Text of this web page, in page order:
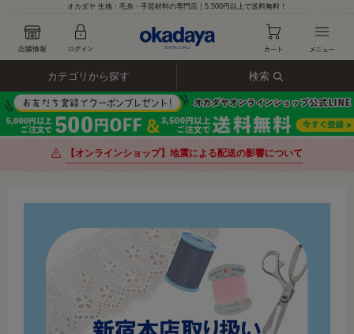
オカダヤ 生地・毛糸・手芸材料の専門店｜5,500円以上で送料無料！
カテゴリから探す 検索
【オンラインショップ】地震による配送の影響について